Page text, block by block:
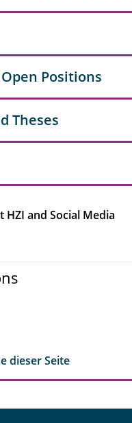
Positions
Theses
HZI and Social Media
dieser Seite